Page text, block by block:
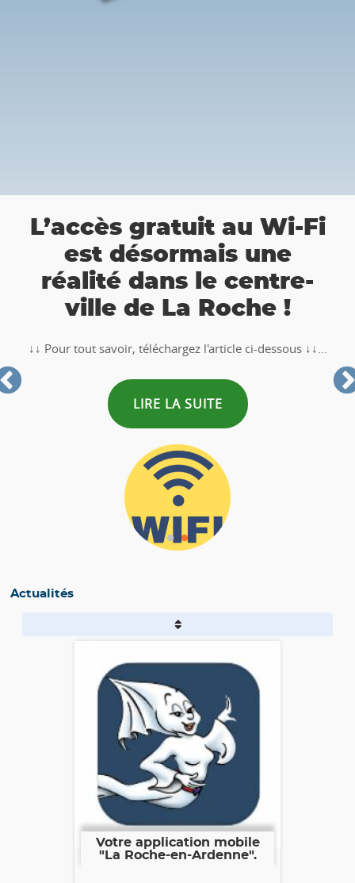
L’accès gratuit au Wi-Fi
est désormais une
réalité dans le centre-
ville de La Roche !
↓↓ Pour tout savoir, téléchargez l'article ci-dessous ↓↓...
LIRE LA SUITE
Actualités
Votre application mobile
"La Roche-en-Ardenne".